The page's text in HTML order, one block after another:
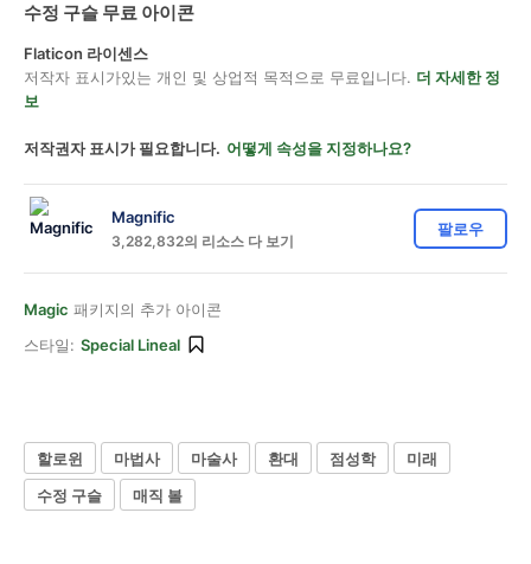
수정 구슬 무료 아이콘
Flaticon 라이센스
저작자 표시가있는 개인 및 상업적 목적으로 무료입니다. 더 자세한 정
보
저작권자 표시가 필요합니다. 어떻게 속성을 지정하나요?
Magnific
3,282,832의 리소스 다 보기
팔로우
Magic 패키지의 추가 아이콘
스타일: Special Lineal
할로윈 마법사 마술사 환대 점성학
미래
수정 구슬
매직 볼